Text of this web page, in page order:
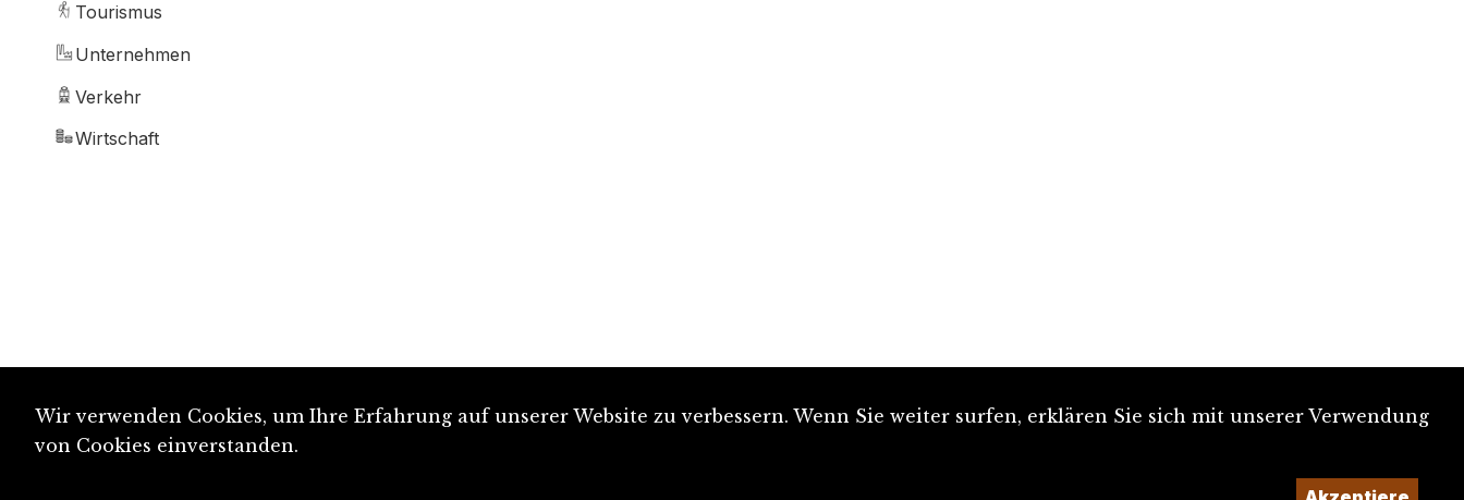
Tourismus
Unternehmen
Verkehr
Wirtschaft
Wir verwenden Cookies, um Ihre Erfahrung auf unserer Website zu verbessern. Wenn Sie weiter surfen, erklären Sie sich mit unserer Verwendung
von Cookies einverstanden.